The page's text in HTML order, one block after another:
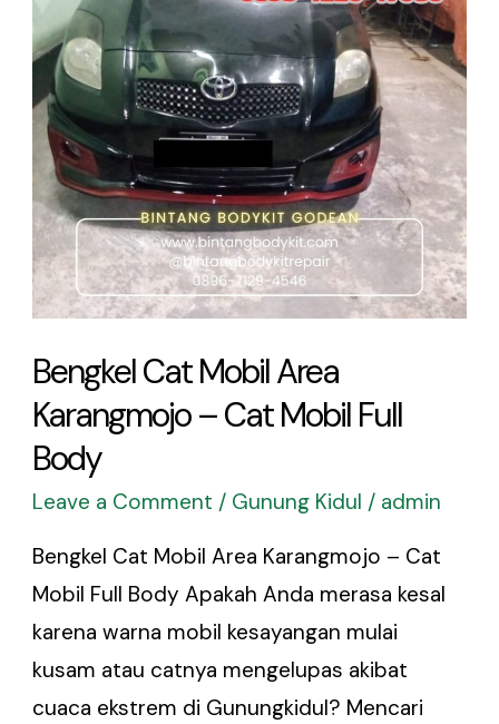
Bengkel Cat Mobil Area
Karangmojo – Cat Mobil Full
Body
Leave a Comment / Gunung Kidul / admin
Bengkel Cat Mobil Area Karangmojo – Cat
Mobil Full Body Apakah Anda merasa kesal
karena warna mobil kesayangan mulai
kusam atau catnya mengelupas akibat
cuaca ekstrem di Gunungkidul? Mencari
Area
Karangmojo
–
Cat
Mobil
Full
Body